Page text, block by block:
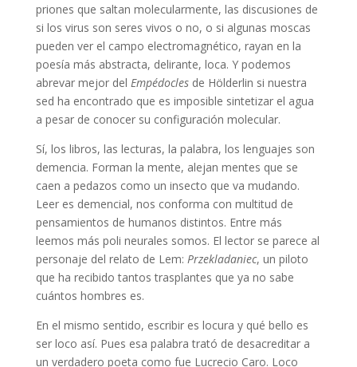
priones que saltan molecularmente, las discusiones de
si los virus son seres vivos o no, o si algunas moscas
pueden ver el campo electromagnético, rayan en la
poesía más abstracta, delirante, loca. Y podemos
abrevar mejor del Empédoclesde Hölderlin si nuestra
sed ha encontrado que es imposible sintetizar el agua
a pesar de conocer su configuración molecular.
Sí, los libros, las lecturas, la palabra, los lenguajes son
demencia. Forman la mente, alejan mentes que se
caen a pedazos como un insecto que va mudando.
Leer es demencial, nos conforma con multitud de
pensamientos de humanos distintos. Entre más
leemos más poli neurales somos. El lector se parece al
personaje del relato de Lem: Przekladaniec, un piloto
que ha recibido tantos trasplantes que ya no sabe
cuántos hombres es.
En el mismo sentido, escribir es locura y qué bello es
ser loco así. Pues esa palabra trató de desacreditar a
un verdadero poeta como fue Lucrecio Caro. Loco